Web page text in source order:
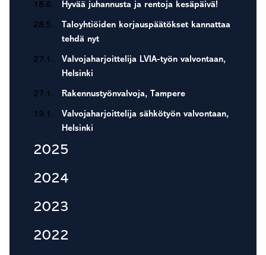
18.6. Hyvää juhannusta ja rentoja kesäpäivä!
28.5.
Taloyhtiöiden korjauspäätökset kannattaa
tehdä nyt
27.1.
Valvojaharjoittelija LVIA-työn valvontaan,
Helsinki
27.1. Rakennustyönvalvoja, Tampere
19.1.
Valvojaharjoittelija sähkötyön valvontaan,
Helsinki
2025
2024
2023
2022